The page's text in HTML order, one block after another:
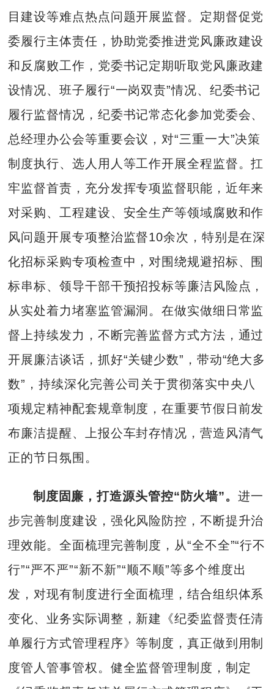
目建设等难点热点问题开展监督。定期督促党
委履行主体责任，协助党委推进党风廉政建设
和反腐败工作，党委书记定期听取党风廉政建
设情况、班子履行“一岗双责”情况、纪委书记
履行监督情况，纪委书记常态化参加党委会、
总经理办公会等重要会议，对“三重一大”决策
制度执行、选人用人等工作开展全程监督。扛
牢监督首责，充分发挥专项监督职能，近年来
对采购、工程建设、安全生产等领域腐败和作
风问题开展专项整治监督10余次，特别是在深
化招标采购专项检查中，对围绕规避招标、围
标串标、领导干部干预招投标等廉洁风险点，
从实处着力堵塞监管漏洞。在做实做细日常监
督上持续发力，不断完善监督方式方法，通过
开展廉洁谈话，抓好“关键少数”，带动“绝大多
数”，持续深化完善公司关于贯彻落实中央八
项规定精神配套规章制度，在重要节假日前发
布廉洁提醒、上报公车封存情况，营造风清气
正的节日氛围。
制度固廉，打造源头管控“防火墙”。 进一
步完善制度建设，强化风险防控，不断提升治
理效能。全面梳理完善制度，从“全不全”“行不
行”“严不严”“新不新”“顺不顺”等多个维度出
发，对现有制度进行全面梳理，结合组织体系
变化、业务实际调整，新建《纪委监督责任清
单履行方式管理程序》等制度，真正做到用制
度管人管事管权。健全监督管理制度，制定